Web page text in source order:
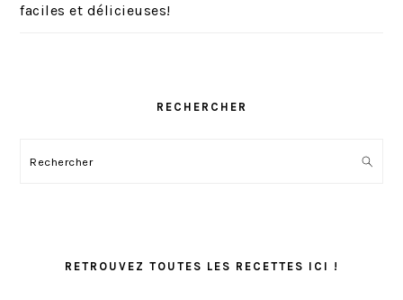
faciles et délicieuses!
RECHERCHER
Rechercher
RETROUVEZ TOUTES LES RECETTES ICI !